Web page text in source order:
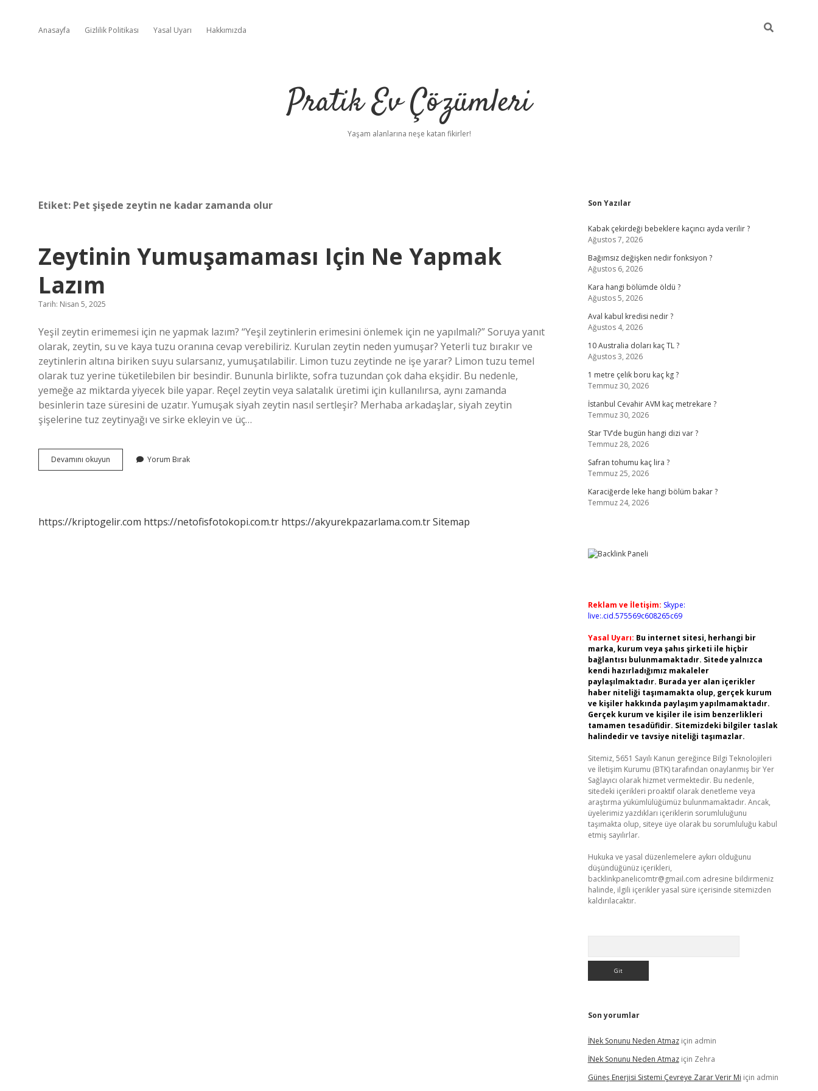
Anasayfa Gizlilik Politikası Yasal Uyarı Hakkımızda
Pratik Ev Çözümleri
Yaşam alanlarına neşe katan fikirler!
Etiket: Pet şişede zeytin ne kadar zamanda olur
Zeytinin Yumuşamaması Için Ne Yapmak
Lazım
Tarih: Nisan 5, 2025
Yeşil zeytin erimemesi için ne yapmak lazım? “Yeşil zeytinlerin erimesini önlemek için ne yapılmalı?” Soruya yanıt
olarak, zeytin, su ve kaya tuzu oranına cevap verebiliriz. Kurulan zeytin neden yumuşar? Yeterli tuz bırakır ve
zeytinlerin altına biriken suyu sularsanız, yumuşatılabilir. Limon tuzu zeytinde ne işe yarar? Limon tuzu temel
olarak tuz yerine tüketilebilen bir besindir. Bununla birlikte, sofra tuzundan çok daha ekşidir. Bu nedenle,
yemeğe az miktarda yiyecek bile yapar. Reçel zeytin veya salatalık üretimi için kullanılırsa, aynı zamanda
besinlerin taze süresini de uzatır. Yumuşak siyah zeytin nasıl sertleşir? Merhaba arkadaşlar, siyah zeytin
şişelerine tuz zeytinyağı ve sirke ekleyin ve üç…
Devamını okuyun Zeytinin
Yumuşamaması
Yorum Bırak
https://kriptogelir.com https://netofisfotokopi.com.tr https://akyurekpazarlama.com.trSitemap
Sidebar
Son Yazılar
Kabak çekirdeği bebeklere kaçıncı ayda verilir ?
Ağustos 7, 2026
Bağımsız değişken nedir fonksiyon ?
Ağustos 6, 2026
Kara hangi bölümde öldü ?
Ağustos 5, 2026
Aval kabul kredisi nedir ?
Ağustos 4, 2026
10 Australia doları kaç TL ?
Ağustos 3, 2026
1 metre çelik boru kaç kg ?
Temmuz 30, 2026
İstanbul Cevahir AVM kaç metrekare ?
Temmuz 30, 2026
Star TV’de bugün hangi dizi var ?
Temmuz 28, 2026
Safran tohumu kaç lira ?
Temmuz 25, 2026
Karaciğerde leke hangi bölüm bakar ?
Temmuz 24, 2026
Reklam ve İletişim: Skype:
live:.cid.575569c608265c69
Yasal Uyarı: Bu internet sitesi, herhangi bir
marka, kurum veya şahıs şirketi ile hiçbir
bağlantısı bulunmamaktadır. Sitede yalnızca
kendi hazırladığımız makaleler
paylaşılmaktadır. Burada yer alan içerikler
haber niteliği taşımamakta olup, gerçek kurum
ve kişiler hakkında paylaşım yapılmamaktadır.
Gerçek kurum ve kişiler ile isim benzerlikleri
tamamen tesadüfidir. Sitemizdeki bilgiler taslak
halindedir ve tavsiye niteliği taşımazlar.
Sitemiz, 5651 Sayılı Kanun gereğince Bilgi Teknolojileri
ve İletişim Kurumu (BTK) tarafından onaylanmış bir Yer
Sağlayıcı olarak hizmet vermektedir. Bu nedenle,
sitedeki içerikleri proaktif olarak denetleme veya
araştırma yükümlülüğümüz bulunmamaktadır. Ancak,
üyelerimiz yazdıkları içeriklerin sorumluluğunu
taşımakta olup, siteye üye olarak bu sorumluluğu kabul
etmiş sayılırlar.
Hukuka ve yasal düzenlemelere aykırı olduğunu
düşündüğünüz içerikleri,
backlinkpanelicomtr@gmail.com adresine bildirmeniz
halinde, ilgili içerikler yasal süre içerisinde sitemizden
kaldırılacaktır.
Son yorumlar
İNek Sonunu Neden Atmaziçin admin
İNek Sonunu Neden Atmaziçin Zehra
Güneş Enerjisi Sistemi Çevreye Zarar Verir Mi için admin